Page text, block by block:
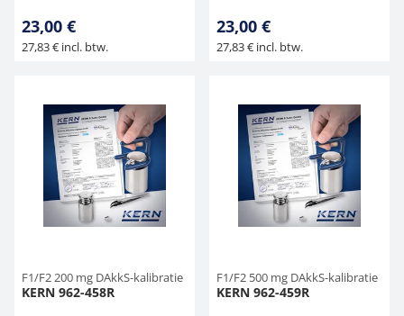
23,00 €
27,83 € incl. btw.
23,00 €
27,83 € incl. btw.
F1/F2 200 mg DAkkS-kalibratie
KERN 962-458R
F1/F2 500 mg DAkkS-kalibratie
KERN 962-459R